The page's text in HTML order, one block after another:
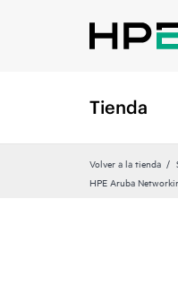
Tienda
Volver a la tienda
HPE Aruba